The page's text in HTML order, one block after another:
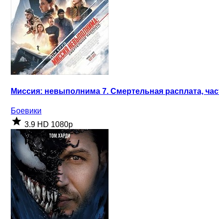
Миссия: невыполнима 7. Смертельная расплата,
Боевики
3.9 HD 1080p